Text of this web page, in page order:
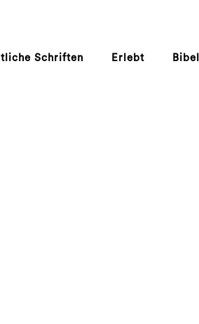
Schriften Erlebt